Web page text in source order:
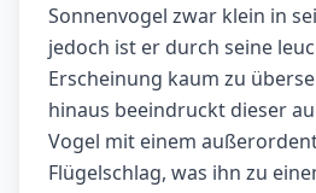
Sonnenvogel zwar klein in
jedoch ist er durch seine
Erscheinung kaum zu
hinaus beeindruckt dieser
Vogel mit einem
Flügelschlag, was ihn zu